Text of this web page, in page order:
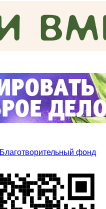
Благотворительный фонд